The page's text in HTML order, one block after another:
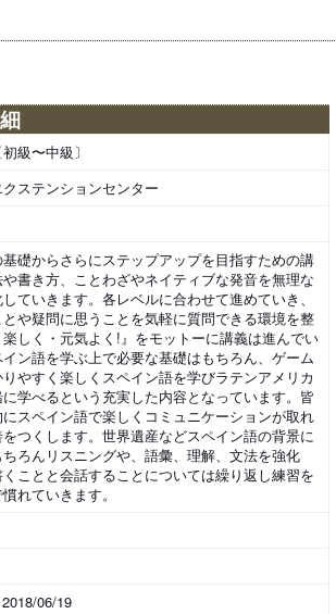
級〜中級〕
ステンションセンター
礎からさらにステップアップを目指すための講
書き方、ことわざやネイティブな発音を無理な
ていきます。各レベルに合わせて進めていき、
や疑問に思うことを気軽に質問できる環境を整
しく・元気よく!』をモットーに講義は進んでい
ン語を学ぶ上で必要な基礎はもちろん、ゲーム
やすく楽しくスペイン語を学びラテンアメリカ
学べるという充実した内容となっています。皆
スペイン語で楽しくコミュニケーションが取れ
つくします。世界遺産などスペイン語の背景に
ろんリスニングや、語彙、理解、文法を強化
ことと会話することについては繰り返し練習を
れていきます。
06/19